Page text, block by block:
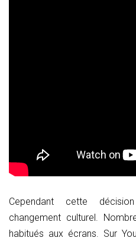
Cependant cette
changement culturel.
habitués aux écrans. Sur